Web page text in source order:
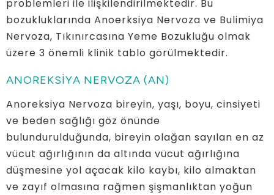
problemleri ile ilişkilendirilmektedir. Bu
bozukluklarında Anoerksiya Nervoza ve Bulimiya
Nervoza, Tıkınırcasına Yeme Bozukluğu olmak
üzere 3 önemli klinik tablo görülmektedir.
ANOREKSİYA NERVOZA (AN)
Anoreksiya Nervoza bireyin, yaşı, boyu, cinsiyeti
ve beden sağlığı göz önünde
bulundurulduğunda, bireyin olağan sayılan en az
vücut ağırlığının da altında vücut ağırlığına
düşmesine yol açacak kilo kaybı, kilo almaktan
ve zayıf olmasına rağmen şişmanlıktan yoğun